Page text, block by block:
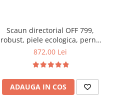
Scaun directorial OFF 799,
robust, piele ecologica, perne
duble, baza cromata,
872,00 Lei
ADAUGA IN COS